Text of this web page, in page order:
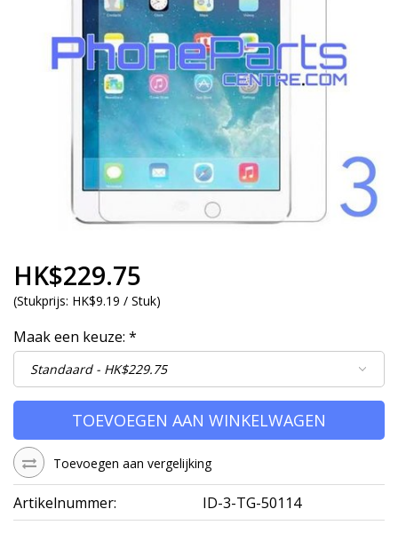
HK$229.75
(Stukprijs: HK$9.19 / Stuk)
Maak een keuze: *
TOEVOEGEN AAN WINKELWAGEN
Toevoegen aan vergelijking
Artikelnummer: ID-3-TG-50114